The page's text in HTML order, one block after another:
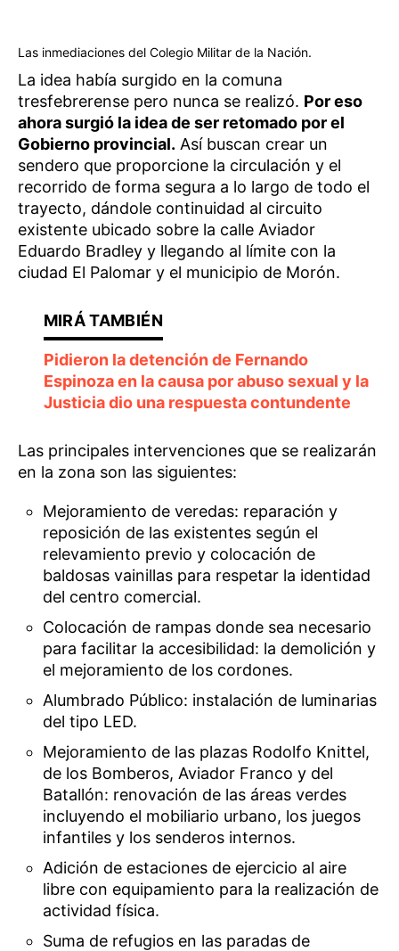
Las inmediaciones del Colegio Militar de la Nación.
La idea había surgido en la comuna
tresfebrerense pero nunca se realizó. Por eso
ahora surgió la idea de ser retomado por el
Gobierno provincial. Así buscan crear un
sendero que proporcione la circulación y el
recorrido de forma segura a lo largo de todo el
trayecto, dándole continuidad al circuito
existente ubicado sobre la calle Aviador
Eduardo Bradley y llegando al límite con la
ciudad El Palomar y el municipio de Morón.
Pidieron la detención de Fernando
Espinoza en la causa por abuso sexual y la
Justicia dio una respuesta contundente
Las principales intervenciones que se realizarán
en la zona son las siguientes:
Mejoramiento de veredas: reparación y
reposición de las existentes según el
relevamiento previo y colocación de
baldosas vainillas para respetar la identidad
del centro comercial.
Colocación de rampas donde sea necesario
para facilitar la accesibilidad: la demolición y
el mejoramiento de los cordones.
Alumbrado Público: instalación de luminarias
del tipo LED.
Mejoramiento de las plazas Rodolfo Knittel,
de los Bomberos, Aviador Franco y del
Batallón: renovación de las áreas verdes
incluyendo el mobiliario urbano, los juegos
infantiles y los senderos internos.
Adición de estaciones de ejercicio al aire
libre con equipamiento para la realización de
actividad física.
Suma de refugios en las paradas de